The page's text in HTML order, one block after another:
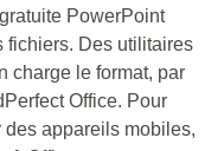
PowerPoint
fichiers. Des utilitaires
charge le format, par
Office. Pour
appareils mobiles,